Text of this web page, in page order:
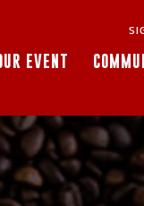
EVENT